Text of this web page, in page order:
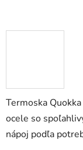
Termoska
ocele so
nápoj podľa